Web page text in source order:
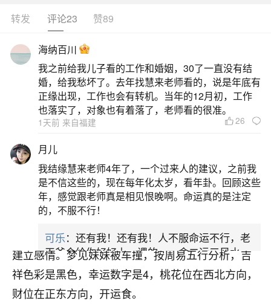
车撞，按周易五行分析，吉祥色彩是黄色，幸运数
食物是葡萄。梦见被车撞，将会因一时糊涂，遭受
重大损失。恋爱中的人梦见我妹妹被车撞，说明有
诚信心对待婚姻可成。做生意的人梦见我妹妹被车
二、梦见妹妹被车撞的预兆
梦见被车撞，将会因一时糊涂，遭受重大损
失。怀孕的人梦见妹妹被车撞，预示生男。夏占生
女。梦见车，必谋谈军事。《敦煌本梦书》恋爱中
的人梦见妹妹被车撞，说明经过一段口角而后重新
建立感情。梦见妹妹被车撞，按周易五行分析，吉
祥色彩是黑色，幸运数字是4，桃花位在西北方向，
财位在正东方向，开运食。
转发 评论23 赞89
海纳百川
我之前给我儿子看的工作和婚姻，30了一直没有结
婚，给我愁坏了。去年找慧来老师看的，说是年底有
正缘出现，工作也会有转机。当年的12月初，工作
也落实了，对象也有着落了，老师看的很准。
1天前 来自福建 26
月儿
我结缘慧来老师4年了，一个过来人的建议，之前我
是不信这些的，现在每年化太岁，看年卦。回顾这些
年，感觉跟老师真是相见恨晚啊。命运真的是注定
的，不服不行！
可乐：还有我！还有我！人不服命运不行，老
天爷会给你好好上一课的。一命二运三风水，
哪样不服都不行！
平安是福 ：我也是每年找老师化太岁，看年
卦，认识老师3年了，都是缘分啊！